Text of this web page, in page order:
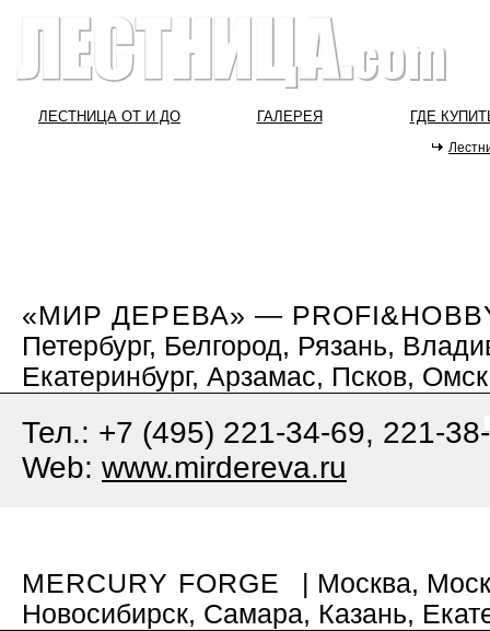
ЛЕСТНИЦА ОТ И ДО ГАЛЕРЕЯ ГДЕ
«МИР ДЕРЕВА» —
Петербург, Белгород, Рязань,
Екатеринбург, Арзамас, Псков,
Тел.: +7 (495) 221-34-69, 221-
Web: www.mirdereva.ru
MERCURY FORGE
| Москва,
Новосибирск, Самара, Казань,